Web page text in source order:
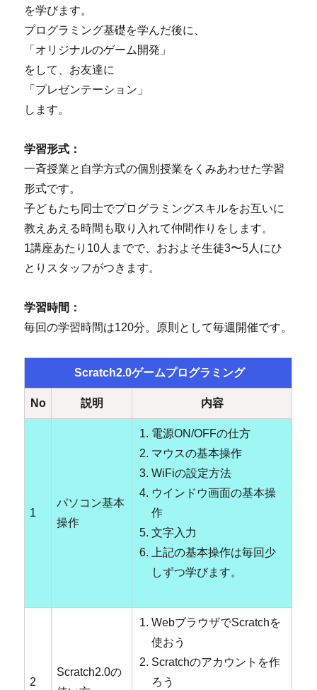
を学びます。
プログラミング基礎を学んだ後に、
「オリジナルのゲーム開発」
をして、お友達に
「プレゼンテーション」
します。
学習形式：
一斉授業と自学方式の個別授業をくみあわせた学習
形式です。
子どもたち同士でプログラミングスキルをお互いに
教えあえる時間も取り入れて仲間作りをします。
1講座あたり10人までで、おおよそ生徒3〜5人にひ
とりスタッフがつきます。
学習時間：
毎回の学習時間は120分。原則として毎週開催です。
Scratch2.0ゲームプログラミング
No 説明 内容
1
パソコン基本
操作
電源ON/OFFの仕方
マウスの基本操作
WiFiの設定方法
ウインドウ画面の基本操
作
文字入力
上記の基本操作は毎回少
しずつ学びます。
2
Scratch2.0の
WebブラウザでScratchを
使おう
Scratchのアカウントを作
ろう